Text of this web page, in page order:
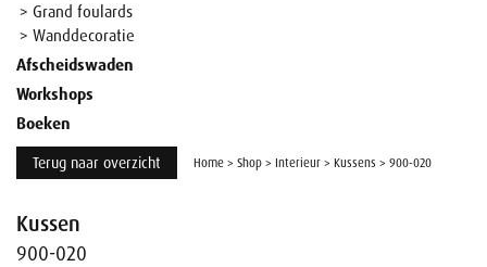
> Grand foulards
> Wanddecoratie
Afscheidswaden
Workshops
Boeken
Terug naar overzicht Home > Shop > Interieur > Kussens > 900-020
Kussen
900-020